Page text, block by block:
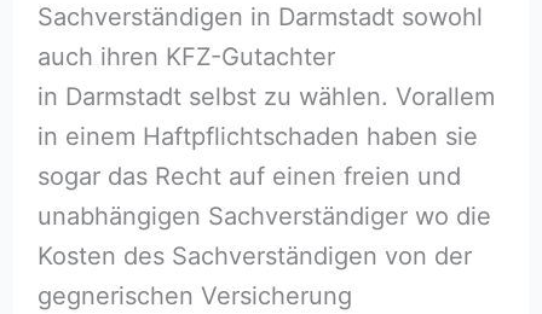
Sachverständigen in Darmstadt sowohl
auch ihren KFZ-Gutachter
in Darmstadt selbst zu wählen. Vorallem
in einem Haftpflichtschaden haben sie
sogar das Recht auf einen freien und
unabhängigen Sachverständiger wo die
Kosten des Sachverständigen von der
gegnerischen Versicherung